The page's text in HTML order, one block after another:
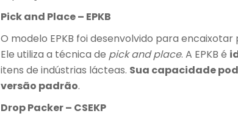
Pick and Place – EPKB
O modelo EPKB foi desenvolvido para
Ele utiliza a técnica de pick and place. A EPKB é
itens de indústrias lácteas. Sua capacidade
versão padrão.
Drop Packer – CSEKP